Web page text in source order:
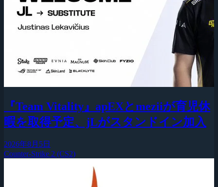
『Team Vitality』apEXとmeziiが育児休
暇を取得予定、jLがスタンドイン加入
2026年8月5日
Counter-Strike 2 (CS2)